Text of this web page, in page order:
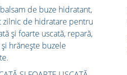
de buze hidratant,
zilnic de hidratare pentru
și foarte uscată, repară,
hrănește buzele